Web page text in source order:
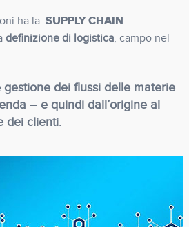
ha la SUPPLY CHAIN
definizione di logistica, campo nel
dei flussi delle materie
– e quindi dall’origine al
dei clienti.